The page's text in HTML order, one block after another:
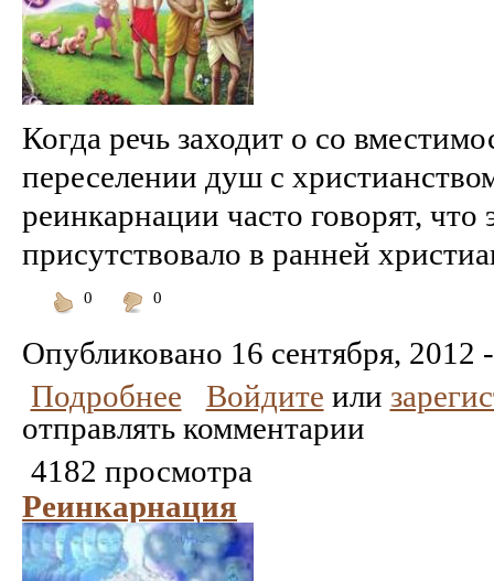
Когда речь заходит о со
переселении душ с
реинкарнации часто говорят, что
присутствовало в ранней
0
0
Опубликовано 16 сентября, 2012
Подробнее
Войдите или
отправлять комментарии
4182 просмотра
Реинкарнация